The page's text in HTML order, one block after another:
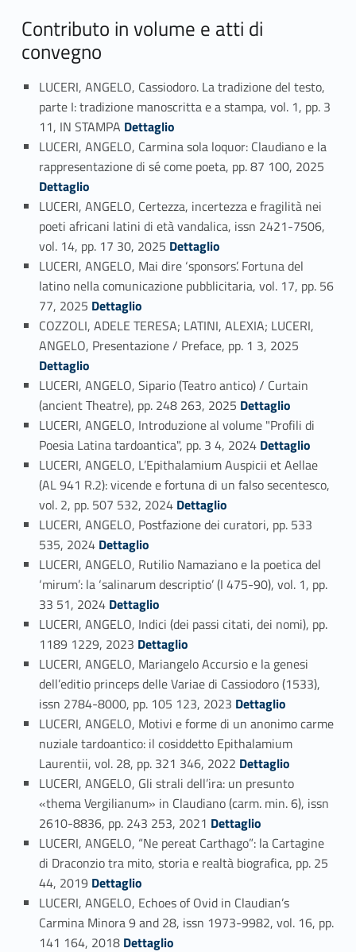
Contributo in volume e atti di
convegno
LUCERI, ANGELO, Cassiodoro. La tradizione del testo,
parte I: tradizione manoscritta e a stampa, vol. 1, pp. 3
11, IN STAMPA Link identifier #identifier_person_154877-53
Dettaglio
LUCERI, ANGELO, Carmina sola loquor: Claudiano e la
rappresentazione di sé come poeta, pp. 87 100, 2025
Dettaglio
LUCERI, ANGELO, Certezza, incertezza e fragilità nei
poeti africani latini di età vandalica, issn 2421-7506,
vol. 14, pp. 17 30, 2025 Link identifier #identifier_person_138898-55
Dettaglio
LUCERI, ANGELO, Mai dire ‘sponsors’. Fortuna del
latino nella comunicazione pubblicitaria, vol. 17, pp. 56
77, 2025 Link identifier #identifier_person_47249-56
Dettaglio
COZZOLI, ADELE TERESA; LATINI, ALEXIA; LUCERI,
ANGELO, Presentazione / Preface, pp. 1 3, 2025 Link identifier #identifier_person_180475-57
Dettaglio
LUCERI, ANGELO, Sipario (Teatro antico) / Curtain
(ancient Theatre), pp. 248 263, 2025 Link identifier #identifier_person_110410-58
Dettaglio
LUCERI, ANGELO, Introduzione al volume "Profili di
Poesia Latina tardoantica", pp. 3 4, 2024 Link identifier #identifier_person_60448-59
Dettaglio
LUCERI, ANGELO, L’Epithalamium Auspicii et Aellae
(AL 941 R.2): vicende e fortuna di un falso secentesco,
vol. 2, pp. 507 532, 2024 Link identifier #identifier_person_75317-60
Dettaglio
LUCERI, ANGELO, Postfazione dei curatori, pp. 533
535, 2024 Link identifier #identifier_person_84224-61
Dettaglio
LUCERI, ANGELO, Rutilio Namaziano e la poetica del
‘mirum’: la ‘salinarum descriptio’ (I 475-90), vol. 1, pp.
33 51, 2024 Link identifier #identifier_person_167273-62
Dettaglio
LUCERI, ANGELO, Indici (dei passi citati, dei nomi), pp.
1189 1229, 2023 Link identifier #identifier_person_142865-63
Dettaglio
LUCERI, ANGELO, Mariangelo Accursio e la genesi
dell’editio princeps delle Variae di Cassiodoro (1533),
issn 2784-8000, pp. 105 123, 2023 Link identifier #identifier_person_21182-64
Dettaglio
LUCERI, ANGELO, Motivi e forme di un anonimo carme
nuziale tardoantico: il cosiddetto Epithalamium
Laurentii, vol. 28, pp. 321 346, 2022 Link identifier #identifier_person_132049-65
Dettaglio
LUCERI, ANGELO, Gli strali dell’ira: un presunto
«thema Vergilianum» in Claudiano (carm. min. 6), issn
2610-8836, pp. 243 253, 2021 Link identifier #identifier_person_75527-66
Dettaglio
LUCERI, ANGELO, “Ne pereat Carthago”: la Cartagine
di Draconzio tra mito, storia e realtà biografica, pp. 25
44, 2019 Link identifier #identifier_person_42804-67
Dettaglio
LUCERI, ANGELO, Echoes of Ovid in Claudian’s
Carmina Minora 9 and 28, issn 1973-9982, vol. 16, pp.
141 164, 2018 Link identifier #identifier_person_150097-68
Dettaglio